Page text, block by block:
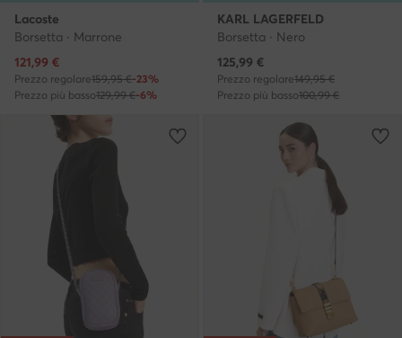
Lacoste
Borsetta · Marrone
Prezzo attuale
121,99 €
Prezzo regolare159,95 €-23%
Prezzo più basso129,99 €-6%
KARL LAGERFELD
Borsetta · Nero
Prezzo attuale
125,99 €
Prezzo regolare149,95 €
Prezzo più basso100,99 €